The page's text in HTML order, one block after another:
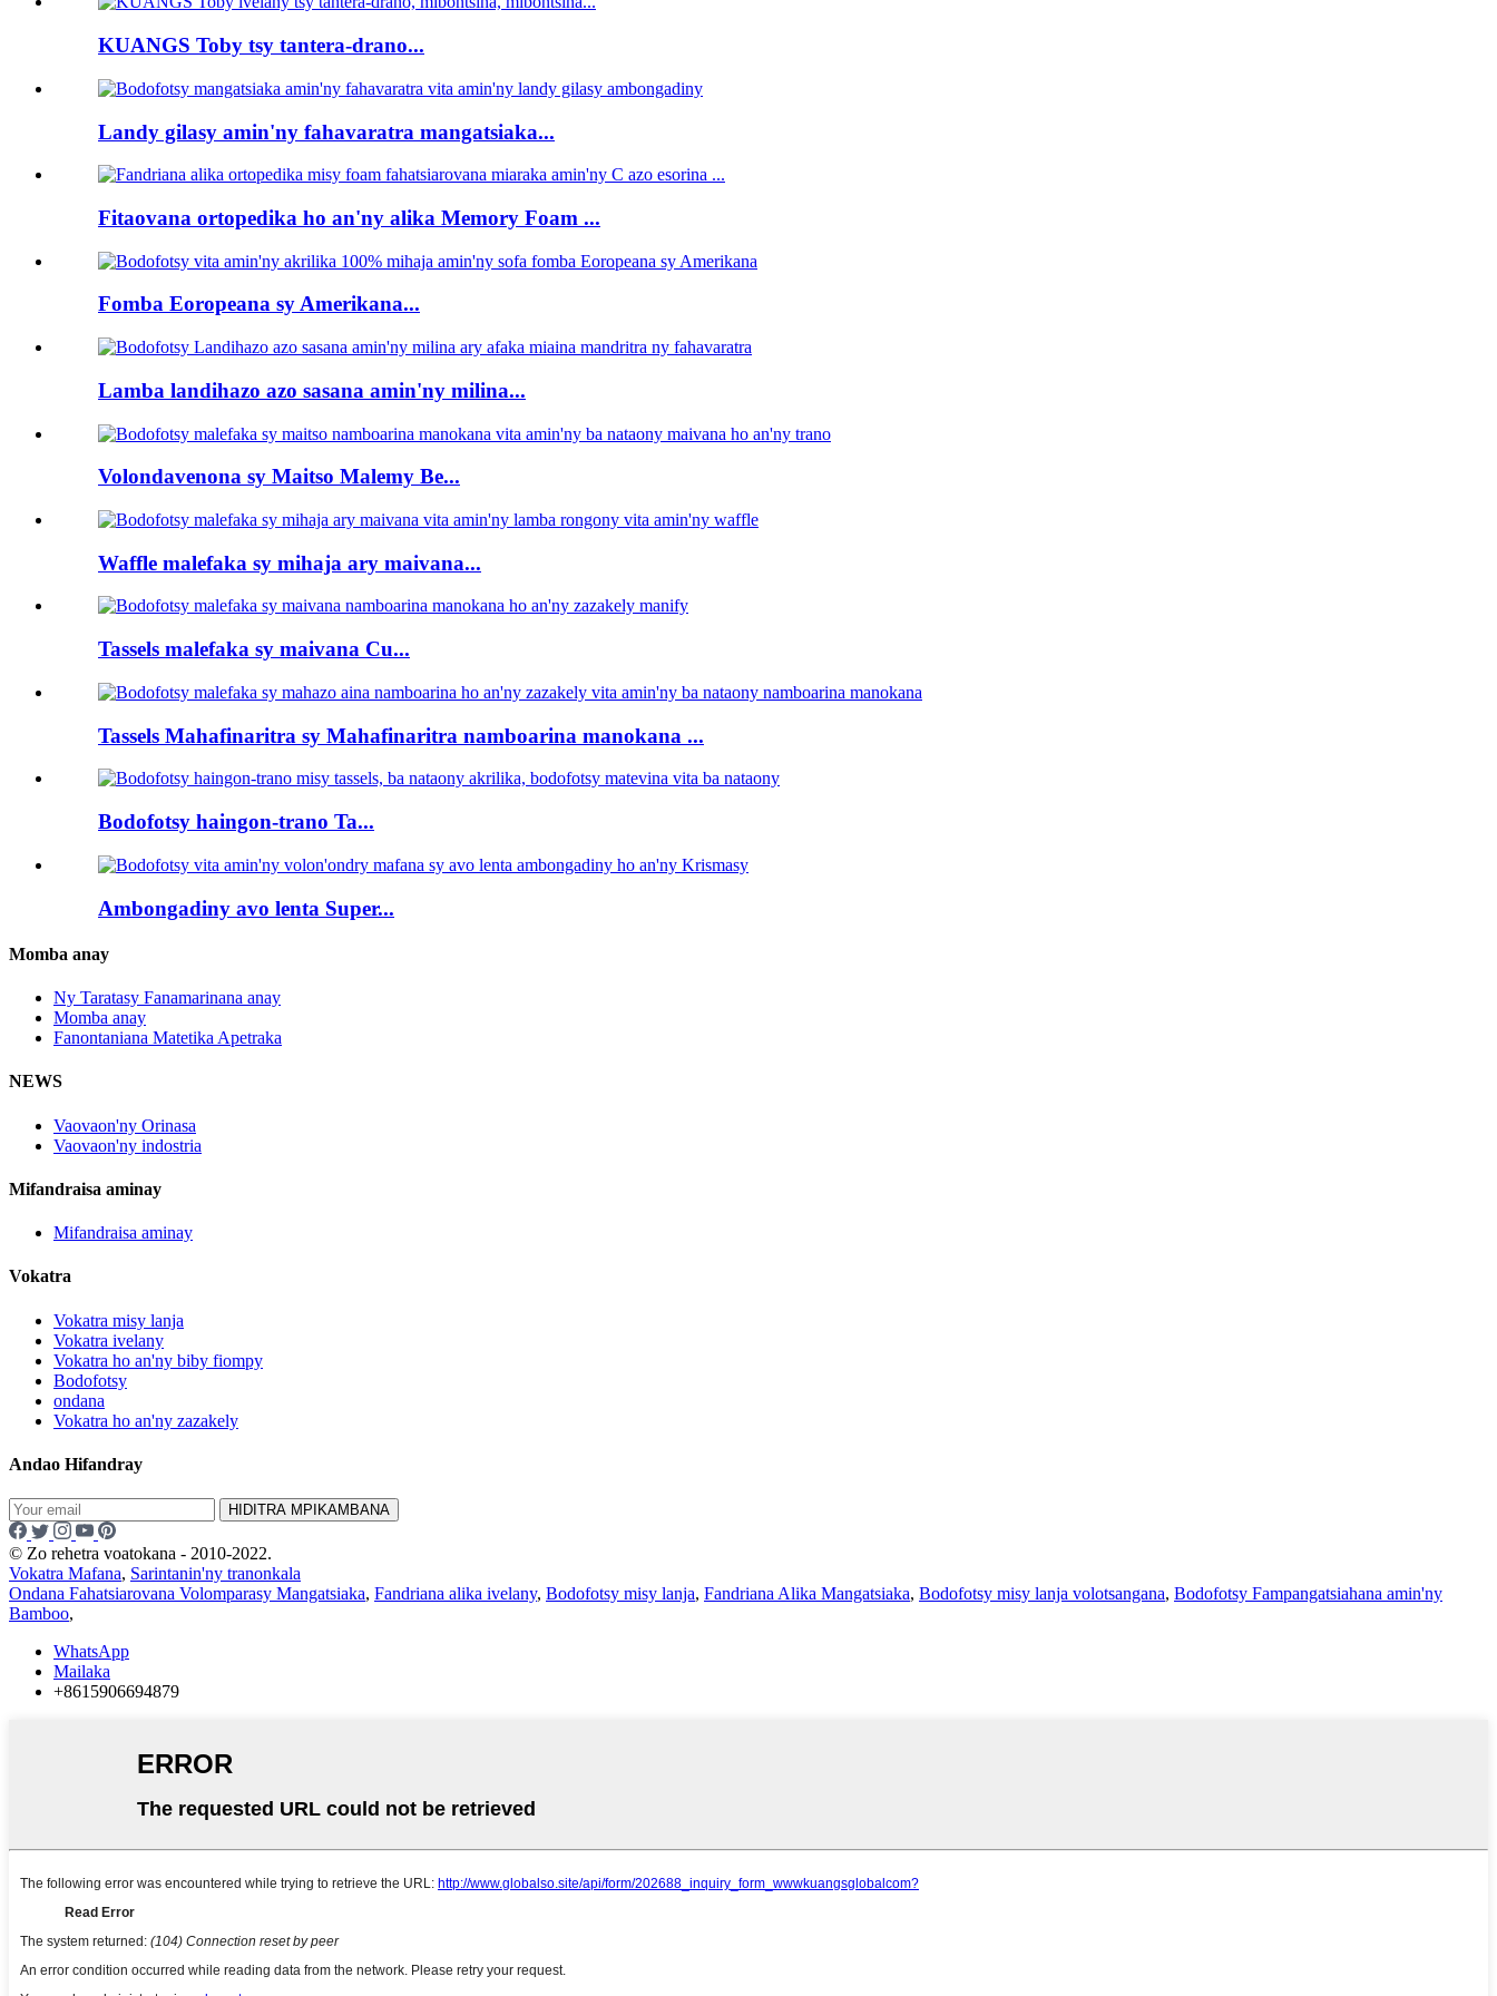
KUANGS Toby tsy tantera-drano...
Landy gilasy amin'ny fahavaratra mangatsiaka...
Fitaovana ortopedika ho an'ny alika Memory Foam ...
Fomba Eoropeana sy Amerikana...
Lamba landihazo azo sasana amin'ny milina...
Volondavenona sy Maitso Malemy Be...
Waffle malefaka sy mihaja ary maivana...
Tassels malefaka sy maivana Cu...
Tassels Mahafinaritra sy Mahafinaritra namboarina manokana ...
Bodofotsy haingon-trano Ta...
Ambongadiny avo lenta Super...
Momba anay
Ny Taratasy Fanamarinana anay
Momba anay
Fanontaniana Matetika Apetraka
NEWS
Vaovaon'ny Orinasa
Vaovaon'ny indostria
Mifandraisa aminay
Mifandraisa aminay
Vokatra
Vokatra misy lanja
Vokatra ivelany
Vokatra ho an'ny biby fiompy
Bodofotsy
ondana
Vokatra ho an'ny zazakely
Andao Hifandray
HIDITRA MPIKAMBANA
© Zo rehetra voatokana - 2010-2022.
Vokatra Mafana, Sarintanin'ny tranonkala
Ondana Fahatsiarovana Volomparasy Mangatsiaka, Fandriana alika ivelany, Bodofotsy misy lanja, Fandriana Alika Mangatsiaka, Bodofotsy misy lanja volotsangana, Bodofotsy Fampangatsiahana amin'ny
Bamboo,
WhatsApp
Mailaka
+8615906694879